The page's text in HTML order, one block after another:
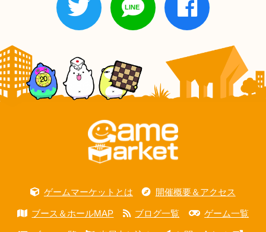
ゲームマーケットとは 開催概要＆アクセス
ブース＆ホールMAP ブログ一覧 ゲーム一覧